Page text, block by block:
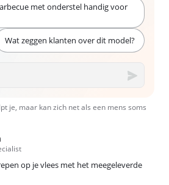
met onderstel handig voor
Wat zeggen klanten over dit model?
je, maar kan zich net als een mens soms
op je vlees met het meegeleverde